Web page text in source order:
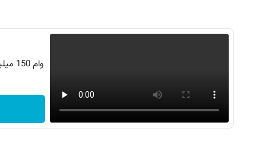
وام 150 میلیونی تکنولایف، زی‌زی هم وام گرفت